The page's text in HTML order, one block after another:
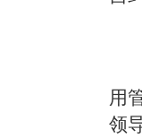
用
领